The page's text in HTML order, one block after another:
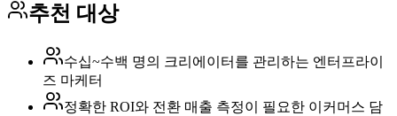
추천 대상
수십~수백 명의 크리에이터를 관리하는 엔터프라이
즈 마케터
정확한 ROI와 전환 매출 측정이 필요한 이커머스 담